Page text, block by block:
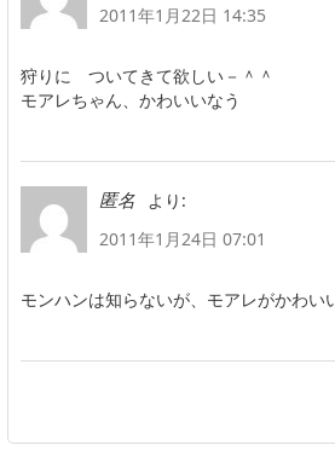
2011年1月22日 14:35
狩りに ついてきて欲しい－＾＾
モアレちゃん、かわいいなう
匿名
より:
2011年1月24日 07:01
モンハンは知らないが、モアレがかわい